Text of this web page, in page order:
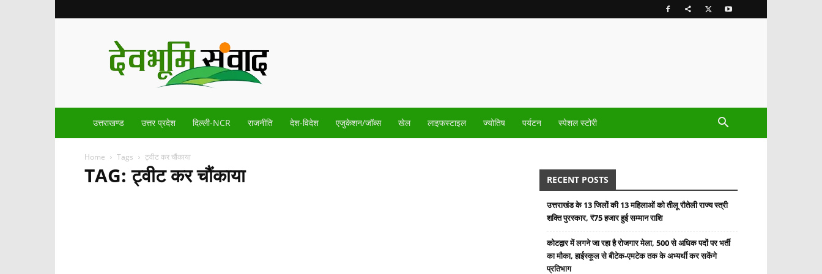
Devbhoomisamvad.com
उत्तराखण्ड उत्तर प्रदेश दिल्ली-NCR राजनीति देश-विदेश एजुकेशन/जॉब्स खेल लाइफस्टाइल ज्योतिष पर्यटन स्पेशल स्टोरी
Home Tags ट्वीट कर चौंकाया
TAG: ट्वीट कर चौंकाया RECENT POSTS
उत्तराखंड के 13 जिलों की 13 महिलाओं को तीलू रौतेली राज्य स्त्री
शक्ति पुरस्कार, ₹75 हजार हुई सम्मान राशि
कोटद्वार में लगने जा रहा है रोजगार मेला, 500 से अधिक पदों पर भर्ती
का मौका, हाईस्कूल से बीटेक-एमटेक तक के अभ्यर्थी कर सकेंगे
प्रतिभाग